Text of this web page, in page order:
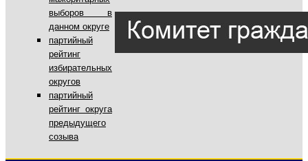
выборов в
данном округе
партийный
рейтинг
избирательных
округов
партийный
рейтинг округа
предыдущего
созыва